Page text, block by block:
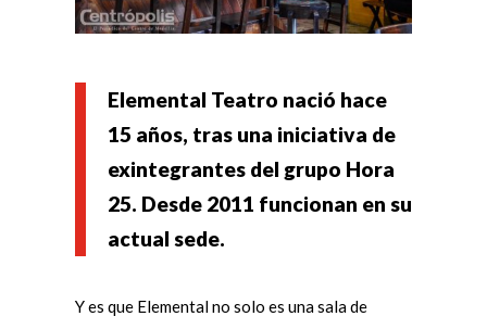
Elemental Teatro nació hace
15 años, tras una iniciativa de
exintegrantes del grupo Hora
25. Desde 2011 funcionan en su
actual sede.
Y es que Elemental no solo es una sala de